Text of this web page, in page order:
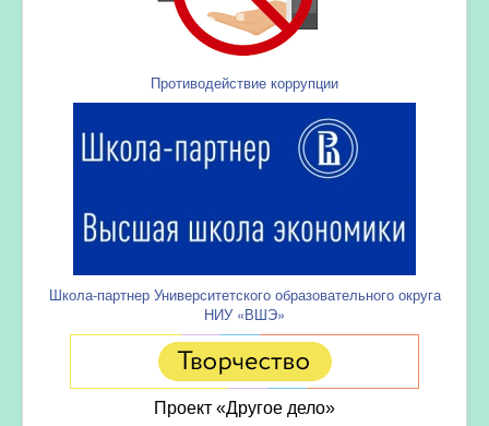
Противодействие коррупции
Школа-партнер Университетского образовательного округа
НИУ «ВШЭ»
Проект «Другое дело»